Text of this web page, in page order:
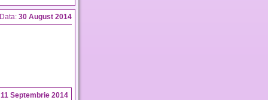
Data: 30 August 2014
11 Septembrie 2014